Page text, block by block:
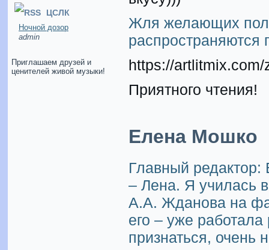
ЦСЛК
Ночной дозор
admin
Приглашаем друзей и
ценителей живой музыки!
Жля желающих
распространяются
https://
Приятного чтения!
Елена Мошко
Главный
– Лена. Я училась
А.А. Жданова на
его – уже
признаться, очень